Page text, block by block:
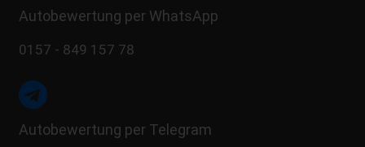
Autobewertung per WhatsApp
0157 - 849 157 78
Autobewertung per Telegram